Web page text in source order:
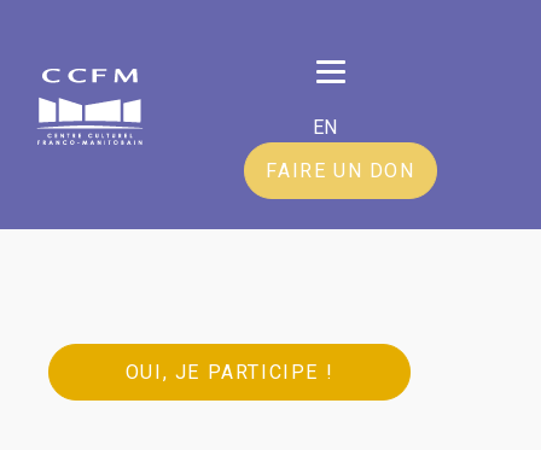
EN
FAIRE UN DON
OUI, JE PARTICIPE !